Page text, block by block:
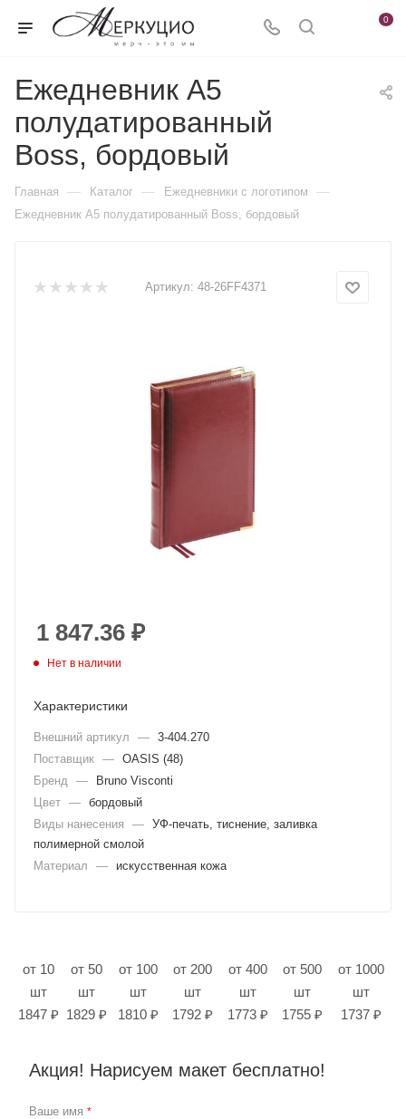
0
Ежедневник А5
полудатированный
Boss, бордовый
Главная — Каталог — Ежедневники c логотипом —
Ежедневник А5 полудатированный Boss, бордовый
Артикул: 48-26FF4371
1 847.36 ₽
Нет в наличии
Характеристики
Внешний артикул — 3-404.270
Поставщик — OASIS (48)
Бренд
—
Bruno Visconti
Цвет — бордовый
Виды нанесения
— УФ-печать, тиснение, заливка
полимерной смолой
Материал
— искусственная кожа
от 10
шт
1847 ₽
от 50
шт
1829 ₽
от 100
шт
1810 ₽
от 200
шт
1792 ₽
от 400
шт
1773 ₽
от 500
шт
1755 ₽
от 1000
шт
1737 ₽
Акция! Нарисуем макет бесплатно!
Ваше имя *